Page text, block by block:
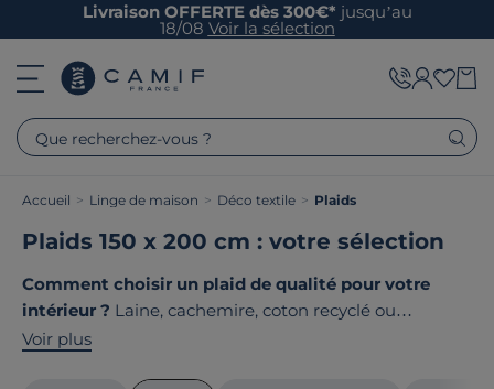
Livraison OFFERTE dès 300€* jusqu’au
18/08 Voir la sélection
Que recherchez-vous ?
Accueil > Linge de maison > Déco textile > Plaids
Plaids 150 x 200 cm : votre sélection
Comment choisir un plaid de qualité pour votre
intérieur ? Laine, cachemire, coton recyclé ou
mohair ? Que votre plaid serve de jeté de canapé
Voir plus